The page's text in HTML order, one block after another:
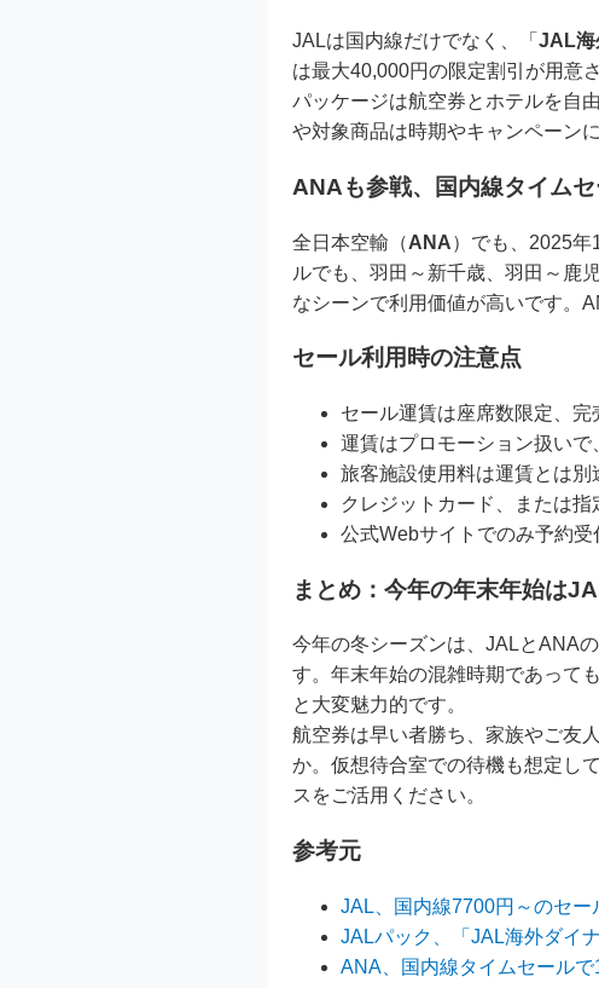
JALは国内線だけでなく、「 JAL海
は最大40,000円の限定割引が用意
パッケージは航空券とホテルを自
や対象商品は時期やキャンペーン
ANAも参戦、国内線タイムセ
全日本空輸（ANA）でも、2025年
ルでも、羽田～新千歳、羽田～鹿
なシーンで利用価値が高いです。
セール利用時の注意点
セール運賃は座席数限定、完
運賃はプロモーション扱いで
旅客施設使用料は運賃とは別
クレジットカード、または指
公式Webサイトでのみ予約受
まとめ：今年の年末年始は
今年の冬シーズンは、JALとANA
す。年末年始の混雑時期であって
と大変魅力的です。
航空券は早い者勝ち、家族やご友
か。仮想待合室での待機も想定し
スをご活用ください。
参考元
JAL、国内線7700円～のセー
JALパック、「JAL海外ダイ
ANA、国内線タイムセール